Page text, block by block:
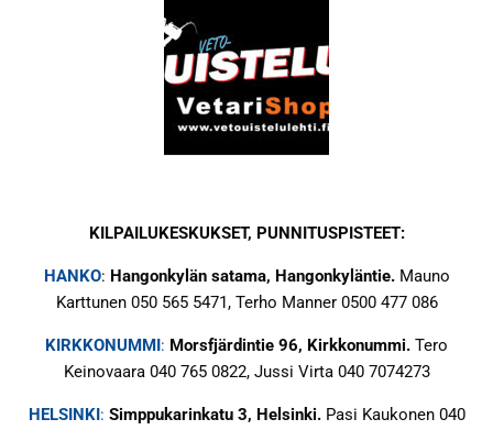
KILPAILUKESKUKSET, PUNNITUSPISTEET:
HANKO: Hangonkylän satama, Hangonkyläntie.Mauno
Karttunen 050 565 5471, Terho Manner 0500 477 086
KIRKKONUMMI: Morsfjärdintie 96, Kirkkonummi. Tero
Keinovaara 040 765 0822, Jussi Virta 040 7074273
HELSINKI: Simppukarinkatu 3, Helsinki.Pasi Kaukonen 040